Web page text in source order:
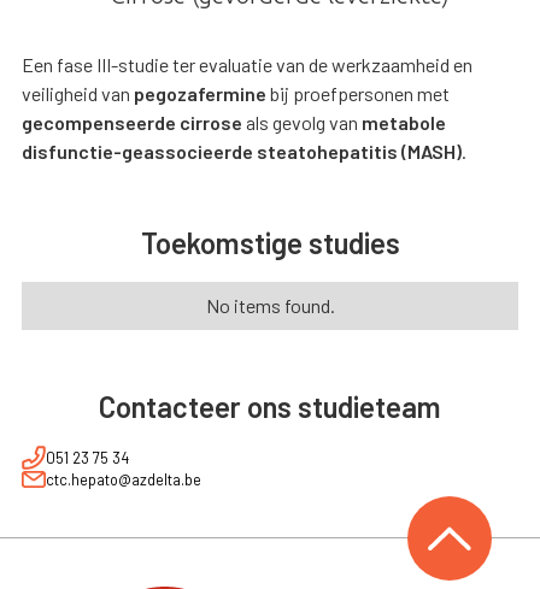
Een fase III-studie ter evaluatie van de werkzaamheid en
veiligheid van pegozafermine bij proefpersonen met
gecompenseerde cirrose als gevolg van metabole
disfunctie-geassocieerde steatohepatitis (MASH).
Toekomstige studies
No items found.
Contacteer ons studieteam
051 23 75 34
ctc.hepato@azdelta.be